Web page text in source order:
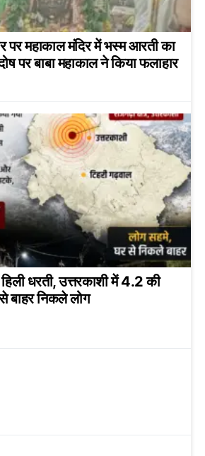
पर महाकाल मंदिर में भस्म आरती का
पर बाबा महाकाल ने किया फलाहार
धरती, उत्तरकाशी में 4.2 की
बाहर निकले लोग